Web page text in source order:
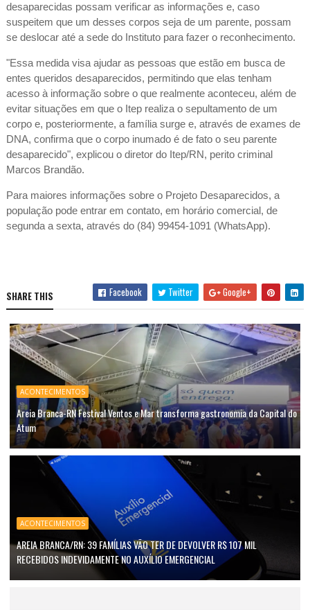
desaparecidas possam verificar as informações e, caso
suspeitem que um desses corpos seja de um parente, possam
se deslocar até a sede do Instituto para fazer o reconhecimento.
"Essa medida visa ajudar as pessoas que estão em busca de
entes queridos desaparecidos, permitindo que elas tenham
acesso à informação sobre o que realmente aconteceu, além de
evitar situações em que o Itep realiza o sepultamento de um
corpo e, posteriormente, a família surge e, através de exames de
DNA, confirma que o corpo inumado é de fato o seu parente
desaparecido", explicou o diretor do Itep/RN, perito criminal
Marcos Brandão.
Para maiores informações sobre o Projeto Desaparecidos, a
população pode entrar em contato, em horário comercial, de
segunda a sexta, através do (84) 99454-1091 (WhatsApp).
SHARE THIS Facebook Twitter Google+
ACONTECIMENTOS
Areia Branca-RN Festival Ventos e Mar transforma gastronomia da Capital do
Atum
ACONTECIMENTOS
AREIA BRANCA/RN: 39 FAMÍLIAS VÃO TER DE DEVOLVER R$ 107 MIL
RECEBIDOS INDEVIDAMENTE NO AUXÍLIO EMERGENCIAL